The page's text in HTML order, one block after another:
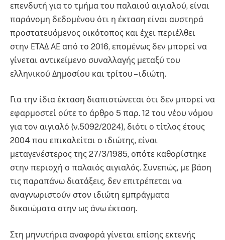
επενδυτή για το τμήμα του παλαιού αιγιαλού, είναι
παράνομη δεδομένου ότι η έκταση είναι αυστηρά
προστατευόμενος οικότοπος και έχει περιέλθει
στην ΕΤΑΔ ΑΕ από το 2016, επομένως δεν μπορεί να
γίνεται αντικείμενο συναλλαγής μεταξύ του
ελληνικού Δημοσίου και τρίτου – ιδιώτη.
Για την ίδια έκταση διαπιστώνεται ότι δεν μπορεί να
εφαρμοστεί ούτε το άρθρο 5 παρ. 12 του νέου νόμου
για τον αιγιαλό (ν.5092/2024), διότι ο τίτλος έτους
2004 που επικαλείται ο ιδιώτης, είναι
μεταγενέστερος της 27/3/1985, οπότε καθορίστηκε
στην περιοχή ο παλαιός αιγιαλός. Συνεπώς, με βάση
τις παραπάνω διατάξεις, δεν επιτρέπεται να
αναγνωριστούν στον ιδιώτη εμπράγματα
δικαιώματα στην ως άνω έκταση.
Στη μηνυτήρια αναφορά γίνεται επίσης εκτενής